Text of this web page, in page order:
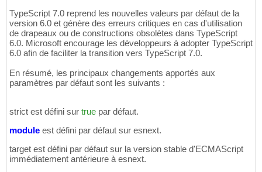
TypeScript 7.0 reprend les nouvelles valeurs par défaut de la
version 6.0 et génère des erreurs critiques en cas d'utilisation
de drapeaux ou de constructions obsolètes dans TypeScript
6.0. Microsoft encourage les développeurs à adopter TypeScript
6.0 afin de faciliter la transition vers TypeScript 7.0.
En résumé, les principaux changements apportés aux
paramètres par défaut sont les suivants :
strict est défini sur true par défaut.
module est défini par défaut sur esnext.
target est défini par défaut sur la version stable d'ECMAScript
immédiatement antérieure à esnext.